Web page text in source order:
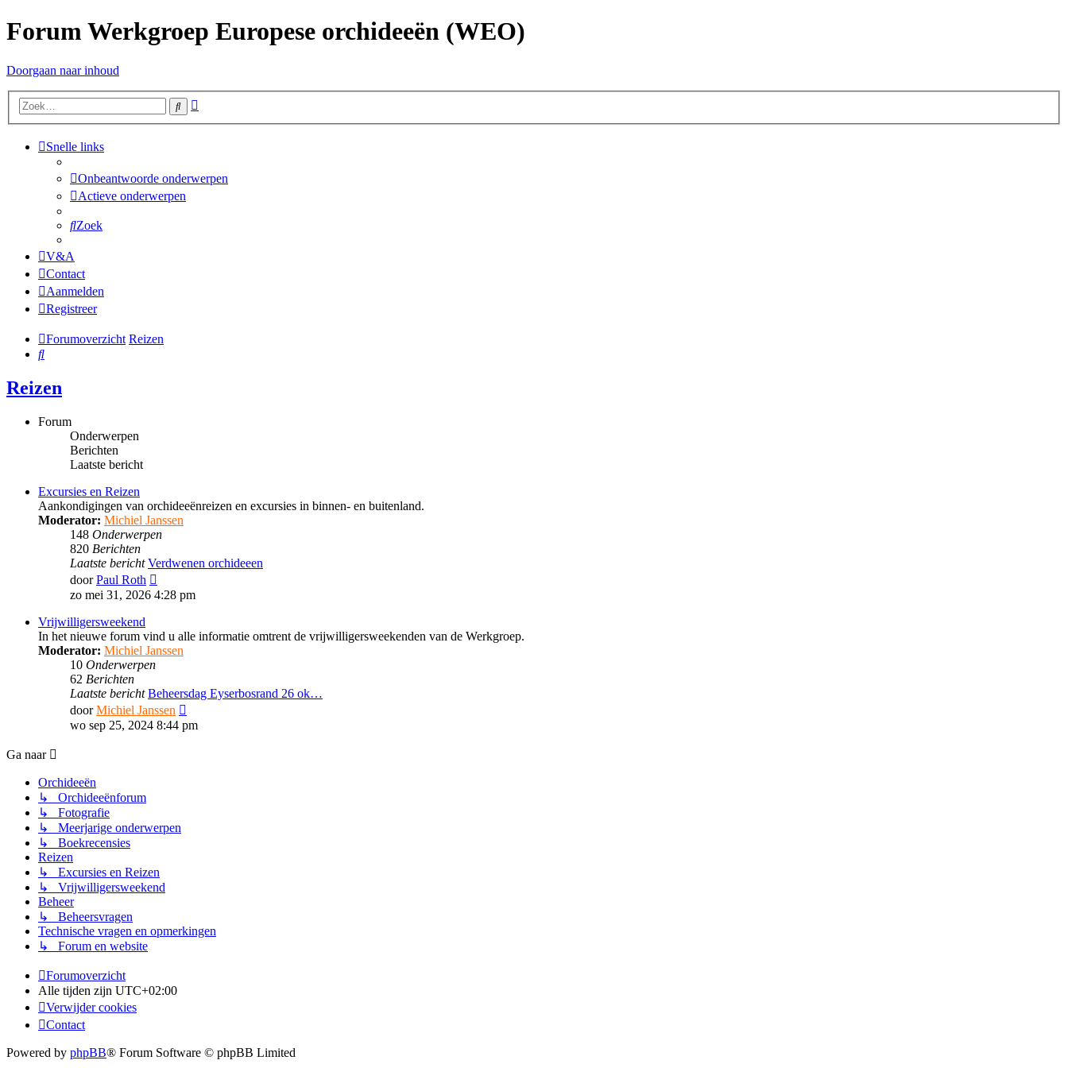
Forum Werkgroep Europese orchideeën (WEO)
Doorgaan naar inhoud
Zoek
Snelle links
Onbeantwoorde onderwerpen
Actieve onderwerpen
Zoek
V&A
Contact
Aanmelden
Registreer
Forumoverzicht Reizen
Zoek
Reizen
Forum
Onderwerpen
Berichten
Laatste bericht
Excursies en Reizen
Aankondigingen van orchideeënreizen en excursies in binnen- en buitenland.
Moderator: Michiel Janssen
148 Onderwerpen
820 Berichten
Laatste bericht Verdwenen orchideeen
doorPaul Roth
laatste
bericht
zo mei 31, 2026 4:28 pm
Vrijwilligersweekend
In het nieuwe forum vind u alle informatie omtrent de vrijwilligersweekenden van de Werkgroep.
Moderator: Michiel Janssen
10 Onderwerpen
62 Berichten
Laatste bericht Beheersdag Eyserbosrand 26 ok…
doorMichiel Janssen
laatste
wo sep 25, 2024 8:44 pm
Ga naar
Orchideeën
↳ Orchideeënforum
↳ Fotografie
↳ Meerjarige onderwerpen
↳ Boekrecensies
Reizen
↳ Excursies en Reizen
↳ Vrijwilligersweekend
Beheer
↳ Beheersvragen
Technische vragen en opmerkingen
↳ Forum en website
Forumoverzicht
Alle tijden zijn UTC+02:00
Verwijder cookies
Contact
Powered by phpBB® Forum Software © phpBB Limited